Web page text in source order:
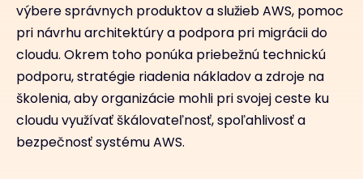
výbere správnych produktov a služieb AWS, pomoc
pri návrhu architektúry a podpora pri migrácii do
cloudu. Okrem toho ponúka priebežnú technickú
podporu, stratégie riadenia nákladov a zdroje na
školenia, aby organizácie mohli pri svojej ceste ku
cloudu využívať škálovateľnosť, spoľahlivosť a
bezpečnosť systému AWS.